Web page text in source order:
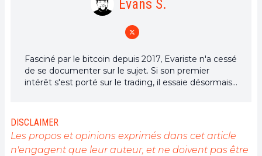
Evans S.
Fasciné par le bitcoin depuis 2017, Evariste n'a cessé
de se documenter sur le sujet. Si son premier
intérêt s'est porté sur le trading, il essaie désormais
rédacteur, il aspire à fournir en permanence un
travail de haute qualité qui reflète l'état du secteur
dans son ensemble.
DISCLAIMER
Les propos et opinions exprimés dans cet article
n'engagent que leur auteur, et ne doivent pas être